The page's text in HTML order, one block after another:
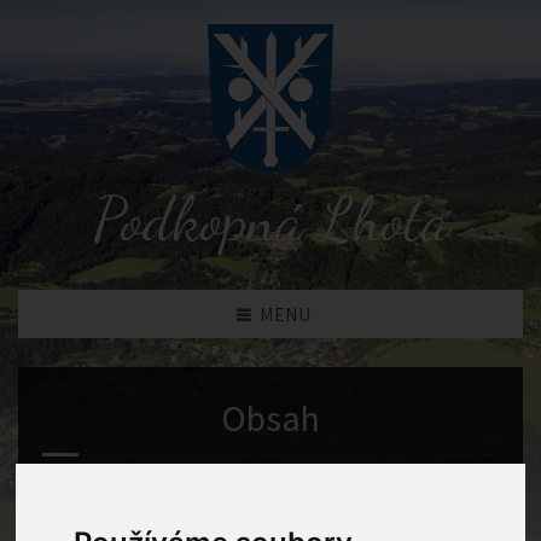
Podkopná Lhota
MENU
Obsah